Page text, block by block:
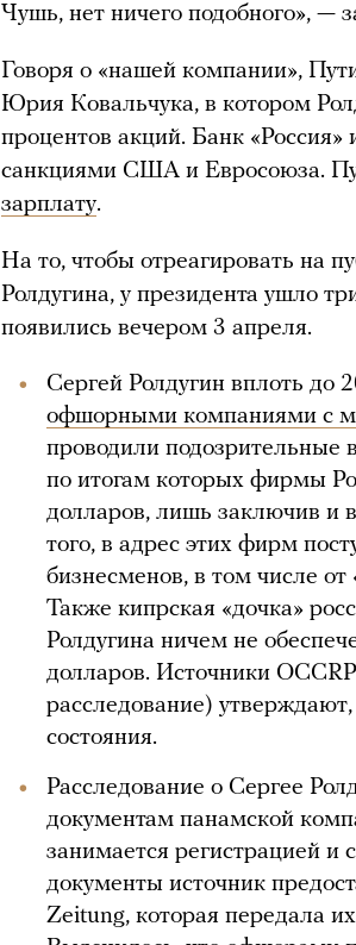
Чушь, нет ничего подобного», —
Говоря о «нашей компании»,
Юрия Ковальчука, в котором
процентов акций. Банк
санкциями США и Евросоюза.
зарплату.
На то, чтобы отреагировать на
Ролдугина, у президента ушло
появились вечером 3 апреля.
Сергей Ролдугин вплоть до
офшорными компаниями с
проводили подозрительные
по итогам которых фирмы
долларов, лишь заключив и
того, в адрес этих фирм
бизнесменов, в том числе
Также кипрская «дочка»
Ролдугина ничем не
долларов. Источники
расследование)
состояния.
Расследование о Сергее
документам панамской
занимается регистрацией
документы источник
Zeitung, которая передала